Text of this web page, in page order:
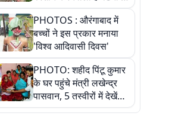
गंगा घाट की ये 11 तस्वीरें
PHOTOS : औरंगाबाद में
बच्चों ने इस प्रकार मनाया
'विश्व आदिवासी दिवस'
PHOTO: शहीद पिंटू कुमार
के घर पहुंचे मंत्री लखेन्द्र
पासवान, 5 तस्वीरों में देखें
उस भावुक पल की पूरी